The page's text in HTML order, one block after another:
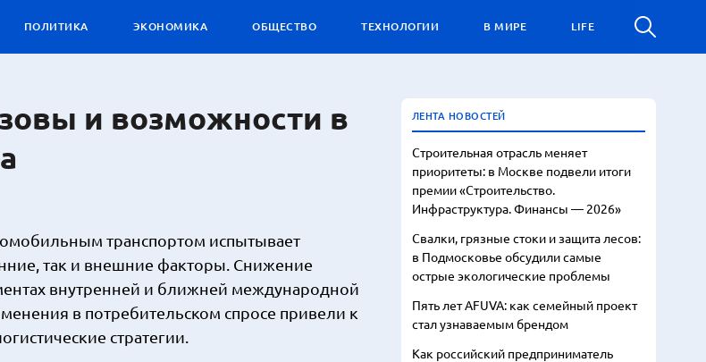
ПОЛИТИКА ЭКОНОМИКА ОБЩЕСТВО ТЕХНОЛОГИИ В МИРЕ LIFE
и возможности в
транспортом испытывает
так и внешние факторы. Снижение
внутренней и ближней международной
в потребительском спросе привели к
стратегии.
ЛЕНТА НОВОСТЕЙ
Строительная отрасль меняет
приоритеты: в Москве подвели итоги
премии «Строительство.
Инфраструктура. Финансы — 2026»
Свалки, грязные стоки и защита лесов:
в Подмосковье обсудили самые
острые экологические проблемы
Пять лет AFUVA: как семейный проект
стал узнаваемым брендом
Как российский предприниматель